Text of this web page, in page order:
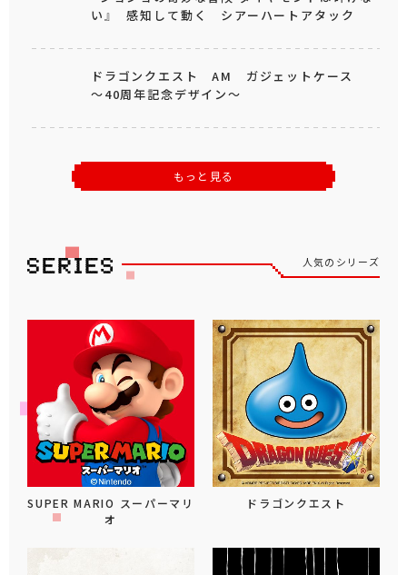
い』 感知して動く シアーハートアタック
ドラゴンクエスト AM ガジェットケース
～40周年記念デザイン～
もっと見る
人気のシリーズ
SUPER MARIO スーパーマリ
オ
ドラゴンクエスト